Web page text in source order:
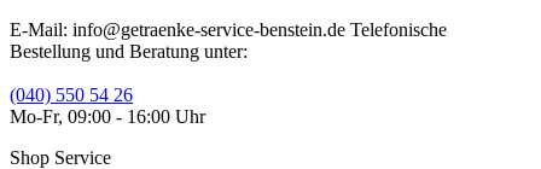
E-Mail: info@getraenke-service-benstein.de Telefonische
Bestellung und Beratung unter:
(040) 550 54 26
Mo-Fr, 09:00 - 16:00 Uhr
Shop Service